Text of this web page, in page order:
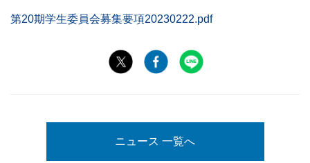
第20期学生委員会募集要項20230222.pdf
ニュース 一覧へ